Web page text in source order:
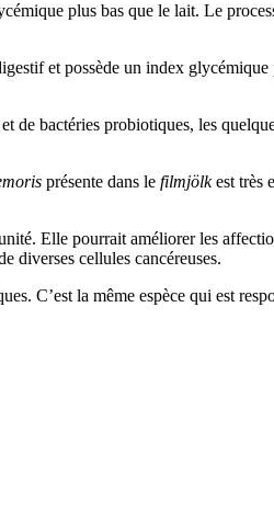
plus bas que le lait. Le
et possède un index
de bactéries probiotiques, les
présente dans le filmjölkest très
Elle pourrait améliorer les
diverses cellules cancéreuses.
C’est la même espèce qui est